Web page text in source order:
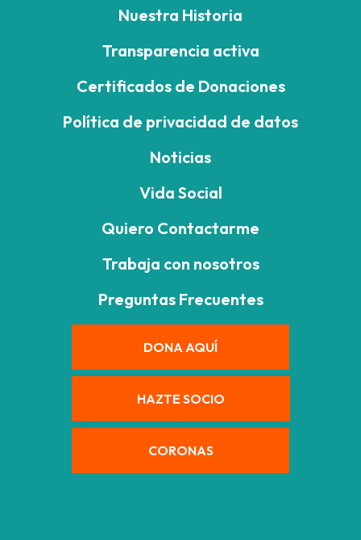
Nuestra Historia
Transparencia activa
Certificados de Donaciones
Política de privacidad de datos
Noticias
Vida Social
Quiero Contactarme
Trabaja con nosotros
Preguntas Frecuentes
DONA AQUÍ
HAZTE SOCIO
CORONAS